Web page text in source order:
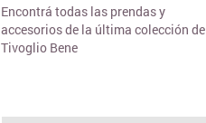
Encontrá todas las prendas y
accesorios de la última colección de
Tivoglio Bene